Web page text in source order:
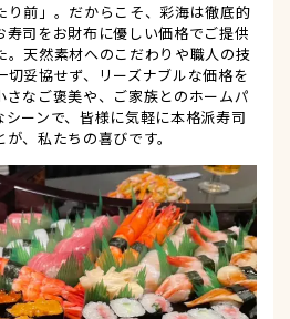
り前」。だからこそ、彩海は徹底的
寿司をお財布に優しい価格でご提供
。天然素材へのこだわりや職人の技
切妥協せず、リーズナブルな価格を
なご褒美や、ご家族とのホームパ
ーンで、皆様に気軽に本格派寿司
、私たちの喜びです。